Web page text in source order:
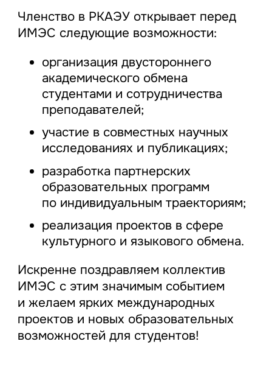
Членство в РКАЭУ открывает перед
ИМЭС следующие возможности:
организация двустороннего
академического обмена
студентами и сотрудничества
преподавателей;
участие в совместных научных
исследованиях и публикациях;
разработка партнерских
образовательных программ
по индивидуальным траекториям;
реализация проектов в сфере
культурного и языкового обмена.
Искренне поздравляем коллектив
ИМЭС с этим значимым событием
и желаем ярких международных
проектов и новых образовательных
возможностей для студентов!